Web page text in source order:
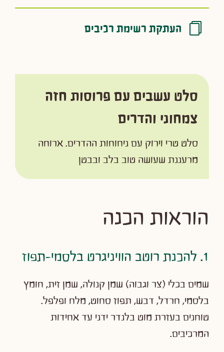
העתקת רשימת רכיבים
סלט עשבים עם פרוסות חזה
צמחוני והדרים
סלט טרי וירוק עם ניחוחות ההדרים. ארוחה
מרעננת שעושה טוב בלב ובבטן
הוראות הכנה
1. להכנת רוטב הוויניגרט בלסמי-תפוז
שמים בכלי (צר וגבוה) שמן קנולה, שמן זית, חומץ
בלסמי, חרדל, דבש, תפוז סחוט, מלח ופלפל.
טוחנים בעזרת מוט בלנדר ידני עד אחידות
המרכיבים.